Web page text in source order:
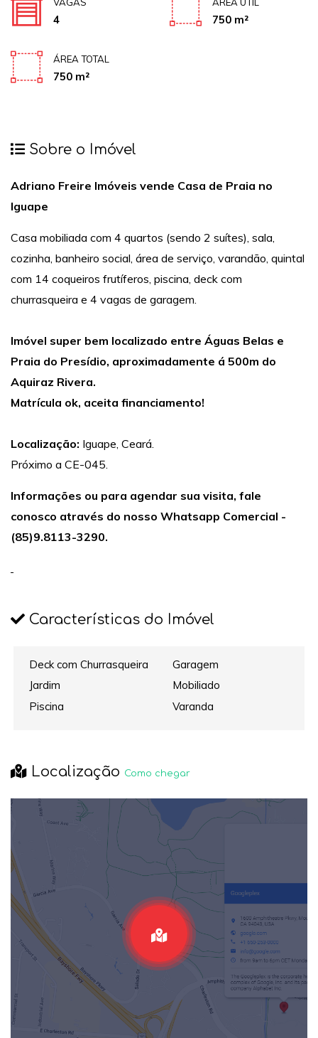
4 750 m²
ÁREA TOTAL
750 m²
Sobre o Imóvel
Adriano Freire Imóveis vende Casa de Praia no
Iguape
Casa mobiliada com 4 quartos (sendo 2 suítes), sala,
cozinha, banheiro social, área de serviço, varandão, quintal
com 14 coqueiros frutíferos, piscina, deck com
churrasqueira e 4 vagas de garagem.
Imóvel super bem localizado entre Águas Belas e
Praia do Presídio, aproximadamente á 500m do
Aquiraz Rivera.
Matrícula ok, aceita financiamento!
Localização: Iguape, Ceará.
Próximo a CE-045.
Informações ou para agendar sua visita, fale
conosco através do nosso Whatsapp Comercial -
(85)9.8113-3290.
Características do Imóvel
Deck com Churrasqueira
Garagem
Jardim
Mobiliado
Piscina
Varanda
Localização Como chegar